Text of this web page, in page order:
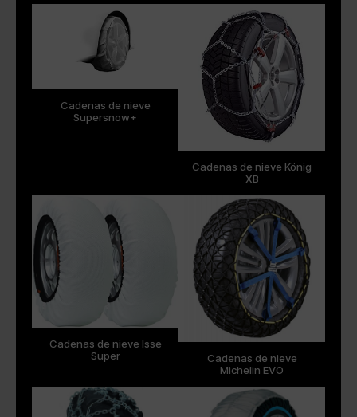
Cadenas de nieve
Supersnow+
Cadenas de nieve König
XB
Cadenas de nieve Isse
Super
Cadenas de nieve
Michelin EVO